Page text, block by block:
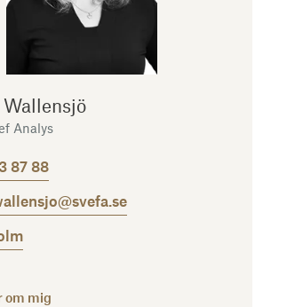
Analys
87 88
om mig